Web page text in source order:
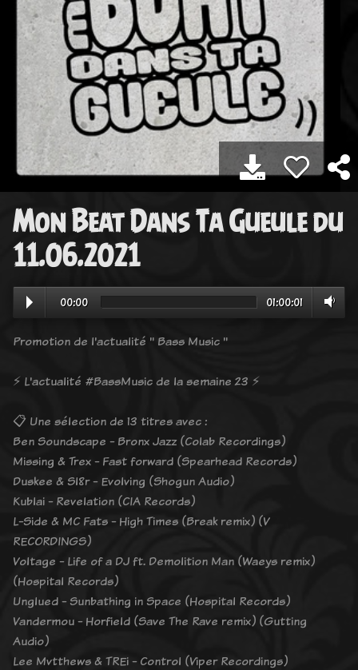
Mon Beat Dans Ta Gueule du
11.06.2021
00:00 01:00:01
Promotion de l'actualité " Bass Music "
⚡️ L'actualité #BassMusic de la semaine 23 ⚡️
📋 Une sélection de 13 titres avec :
Ben Soundscape - Bronx Jazz (Colab Recordings)
Missing & Trex - Fast forward (Spearhead Records)
Duskee & Sl8r - Evolving (Shogun Audio)
Kublai - Revelation (CIA Records)
L-Side & MC Fats - High Times (Break remix) (V
RECORDINGS)
Voltage - Life of a DJ ft. Demolition Man (Waeys remix)
(Hospital Records)
Unglued - Sunbathing in Space (Hospital Records)
Vandermou - Horfield (Save The Rave remix) (Gutting
Audio)
Lee Mvtthews & TREi - Control (Viper Recordings)